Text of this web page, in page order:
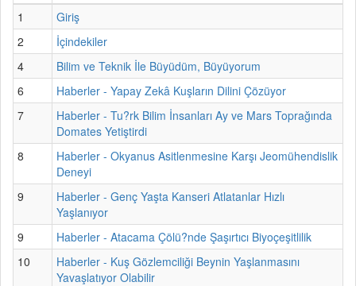
1
Giriş
2
İçindekiler
4
Bilim ve Teknik İle Büyüdüm, Büyüyorum
6
Haberler - Yapay Zekâ Kuşların Dilini Çözüyor
7
Haberler - Tu?rk Bilim İnsanları Ay ve Mars Toprağında
Domates Yetiştirdi
8
Haberler - Okyanus Asitlenmesine Karşı Jeomühendislik
Deneyi
9
Haberler - Genç Yaşta Kanseri Atlatanlar Hızlı
Yaşlanıyor
9
Haberler - Atacama Çölü?nde Şaşırtıcı Biyoçeşitlilik
10
Haberler - Kuş Gözlemciliği Beynin Yaşlanmasını
Yavaşlatıyor Olabilir